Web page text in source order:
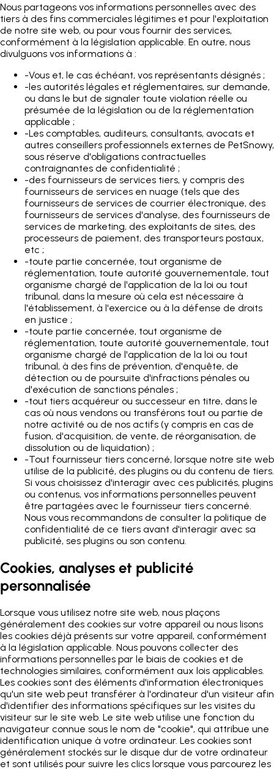
Nous partageons vos informations personnelles avec des
tiers à des fins commerciales légitimes et pour l'exploitation
de notre site web, ou pour vous fournir des services,
conformément à la législation applicable. En outre, nous
divulguons vos informations à :
-Vous et, le cas échéant, vos représentants désignés ;
-les autorités légales et réglementaires, sur demande,
ou dans le but de signaler toute violation réelle ou
présumée de la législation ou de la réglementation
applicable ;
-Les comptables, auditeurs, consultants, avocats et
autres conseillers professionnels externes de PetSnowy,
sous réserve d'obligations contractuelles
contraignantes de confidentialité ;
-des fournisseurs de services tiers, y compris des
fournisseurs de services en nuage (tels que des
fournisseurs de services de courrier électronique, des
fournisseurs de services d'analyse, des fournisseurs de
services de marketing, des exploitants de sites, des
processeurs de paiement, des transporteurs postaux,
etc ;
-toute partie concernée, tout organisme de
réglementation, toute autorité gouvernementale, tout
organisme chargé de l'application de la loi ou tout
tribunal, dans la mesure où cela est nécessaire à
l'établissement, à l'exercice ou à la défense de droits
en justice ;
-toute partie concernée, tout organisme de
réglementation, toute autorité gouvernementale, tout
organisme chargé de l'application de la loi ou tout
tribunal, à des fins de prévention, d'enquête, de
détection ou de poursuite d'infractions pénales ou
d'exécution de sanctions pénales ;
-tout tiers acquéreur ou successeur en titre, dans le
cas où nous vendons ou transférons tout ou partie de
notre activité ou de nos actifs (y compris en cas de
fusion, d'acquisition, de vente, de réorganisation, de
dissolution ou de liquidation) ;
-Tout fournisseur tiers concerné, lorsque notre site web
utilise de la publicité, des plugins ou du contenu de tiers.
Si vous choisissez d'interagir avec ces publicités, plugins
ou contenus, vos informations personnelles peuvent
être partagées avec le fournisseur tiers concerné.
Nous vous recommandons de consulter la politique de
confidentialité de ce tiers avant d'interagir avec sa
publicité, ses plugins ou son contenu.
Cookies, analyses et publicité
personnalisée
Lorsque vous utilisez notre site web, nous plaçons
généralement des cookies sur votre appareil ou nous lisons
les cookies déjà présents sur votre appareil, conformément
à la législation applicable. Nous pouvons collecter des
informations personnelles par le biais de cookies et de
technologies similaires, conformément aux lois applicables.
Les cookies sont des éléments d'information électroniques
qu'un site web peut transférer à l'ordinateur d'un visiteur afin
d'identifier des informations spécifiques sur les visites du
visiteur sur le site web. Le site web utilise une fonction du
navigateur connue sous le nom de "cookie", qui attribue une
identification unique à votre ordinateur. Les cookies sont
généralement stockés sur le disque dur de votre ordinateur
et sont utilisés pour suivre les clics lorsque vous parcourez les